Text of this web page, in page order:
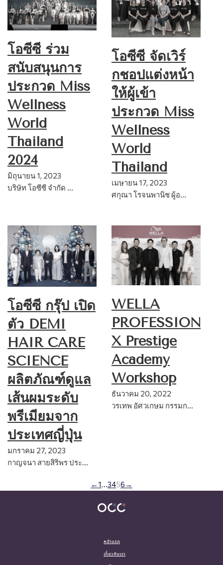
โอซีซี ร่วม
สนับสนุนการ
ประกวด Miss
Wellness
World
Thailand
2024
มิถุนายน 1, 2023
บริษัท โอซีซี จำกัด …
โอซีซี จัดเวิร์
กชอปแต่งหน้า
ให้ผู้เข้า
ประกวด Miss
Wellness
World
Thailand
เมษายน 17, 2023
ศกุณา โรจนพานิช ผู้อ…
โอซีซี กรุ๊ป เปิด
ตัว DEMI
HAIR CARE
SCIENCE
ผลิตภัณฑ์ดูแล
เส้นผมระดับ
พรีเมียมจาก
ประเทศญี่ปุ่น
มกราคม 27, 2023
กาญจนา สายสิริพร ประ…
WELLA
X Prestige
Academy
Workshop
ธันวาคม 20, 2022
วรเทพ อัศวเกษม กรรมก…
←1…3456 →
หน้าแรก
เกี่ยวกับเรา